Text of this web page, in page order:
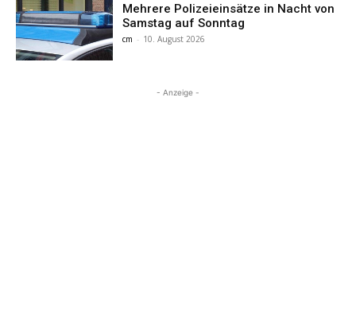
Mehrere Polizeieinsätze in Nacht von
Samstag auf Sonntag
cm - 10. August 2026
- Anzeige -